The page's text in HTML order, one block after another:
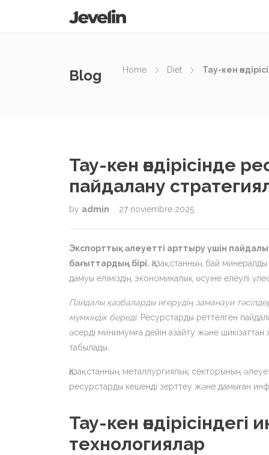
Blog Home Diet Тау-кен
Тау-кен өндірісінде
пайдалану
by admin 27 noviembre 2025
Экспорттық әлеуетті арттыру үшін
бағыттардың бірі. Қазақстанның бай
дамуы еліміздің экономикалық өсуіне елеулі
Пайдалы қазбаларды игерудің заманауи
мүмкіндік береді. Ресурстарды реттелген
әсерді минимумға дейін азайту және
табылады.
Қазақстанның металлургиялық секторының
ресурстарды кешенді зерттеу және дамыған
Тау-кен
технологиялар